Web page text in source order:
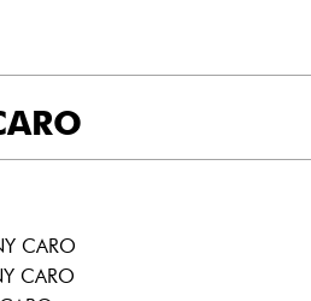
CARO
CARO